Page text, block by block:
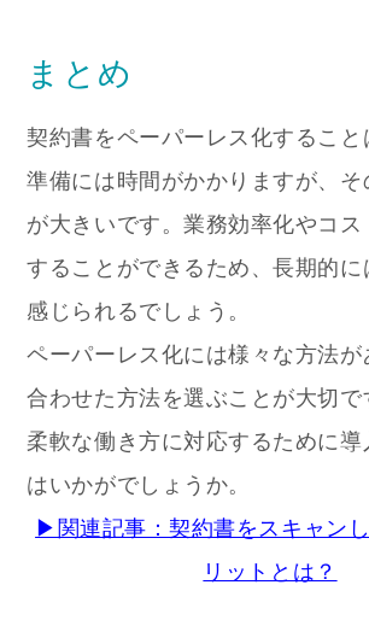
まとめ
契約書をペーパーレス化すること
準備には時間がかかりますが、そ
が大きいです。業務効率化やコス
することができるため、長期的に
感じられるでしょう。
ペーパーレス化には様々な方法が
合わせた方法を選ぶことが大切で
柔軟な働き方に対応するために導
はいかがでしょうか。
▶関連記事：契約書をスキャン
リットとは？